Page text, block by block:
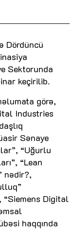
Dördüncü
Sektorunda
keçirilib.
görə,
Industries
Sənaye
“Uğurlu
“Lean
nədir?,
Digital
haqqında